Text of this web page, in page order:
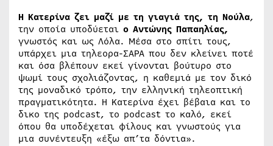
Η Κατερίνα ζει μαζί με τη γιαγιά της, τη Νούλα,
την οποία υποδύεται ο Αντώνης Παπαηλίας,
γνωστός και ως Λόλα. Μέσα στο σπίτι τους,
υπάρχει μια τηλεορα-ΣΑΡΑ που δεν κλείνει ποτέ
και όσα βλέπουν εκεί γίνονται βούτυρο στο
ψωμί τους σχολιάζοντας, η καθεμιά με τον δικό
της μοναδικό τρόπο, την ελληνική τηλεοπτική
πραγματικότητα. Η Κατερίνα έχει βέβαια και το
δικο της podcast, το podcast το καλό, εκεί
όπου θα υποδέχεται φίλους και γνωστούς για
μια συνέντευξη «έξω απ’τα δόντια».